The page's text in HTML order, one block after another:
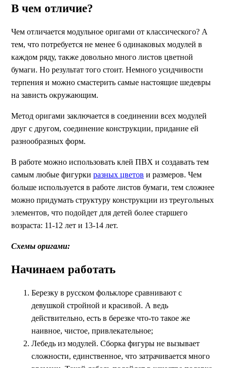
В чем отличие?
Чем отличается модульное оригами от классического? А
тем, что потребуется не менее 6 одинаковых модулей в
каждом ряду, также довольно много листов цветной
бумаги. Но результат того стоит. Немного усидчивости
терпения и можно смастерить самые настоящие шедевры
на зависть окружающим.
Метод оригами заключается в соединении всех модулей
друг с другом, соединение конструкции, придание ей
разнообразных форм.
В работе можно использовать клей ПВХ и создавать тем
самым любые фигурки разных цветов и размеров. Чем
больше используется в работе листов бумаги, тем сложнее
можно придумать структуру конструкции из треугольных
элементов, что подойдет для детей более старшего
возраста: 11-12 лет и 13-14 лет.
Схемы оригами:
Начинаем работать
Березку в русском фольклоре сравнивают с
девушкой стройной и красивой. А ведь
действительно, есть в березке что-то такое же
наивное, чистое, привлекательное;
Лебедь из модулей. Сборка фигуры не вызывает
сложности, единственное, что затрачивается много